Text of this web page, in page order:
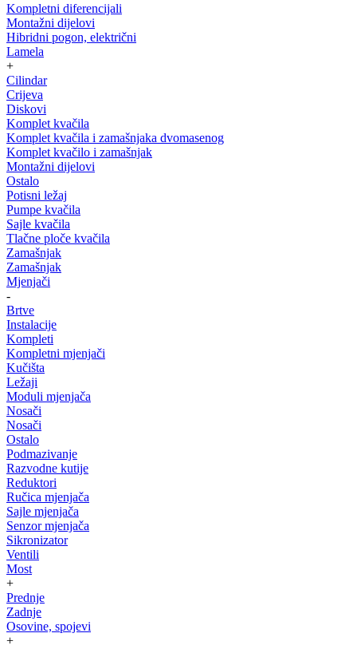
Kompletni diferencijali
Montažni dijelovi
Hibridni pogon, električni
Lamela
+
Cilindar
Crijeva
Diskovi
Komplet kvačila
Komplet kvačila i zamašnjaka dvomasenog
Komplet kvačilo i zamašnjak
Montažni dijelovi
Ostalo
Potisni ležaj
Pumpe kvačila
Sajle kvačila
Tlačne ploče kvačila
Zamašnjak
Zamašnjak
Mjenjači
-
Brtve
Instalacije
Kompleti
Kompletni mjenjači
Kučišta
Ležaji
Moduli mjenjača
Nosači
Nosači
Ostalo
Podmazivanje
Razvodne kutije
Reduktori
Ručica mjenjača
Sajle mjenjača
Senzor mjenjača
Sikronizator
Ventili
Most
+
Prednje
Zadnje
Osovine, spojevi
+